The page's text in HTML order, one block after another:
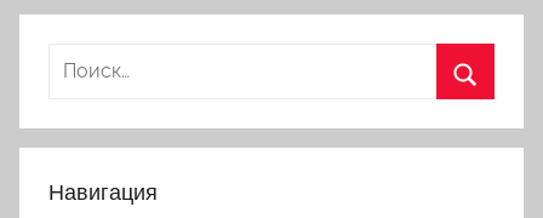
Найти:
Навигация